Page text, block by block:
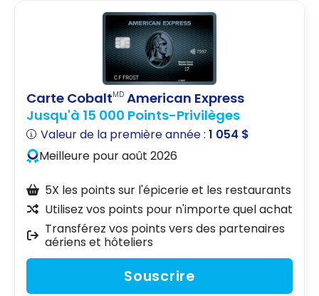
Carte CobaltMD American Express
Jusqu'à 15 000 Points-Privilèges
Valeur de la première année :1 054 $
Meilleure pour août 2026
5X les points sur l'épicerie et les restaurants
Utilisez vos points pour n'importe quel achat
Transférez vos points vers des partenaires
aériens et hôteliers
Souscrire